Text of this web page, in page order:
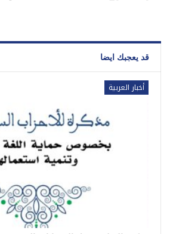
قد يعجبك ايضا
أخبار العربية